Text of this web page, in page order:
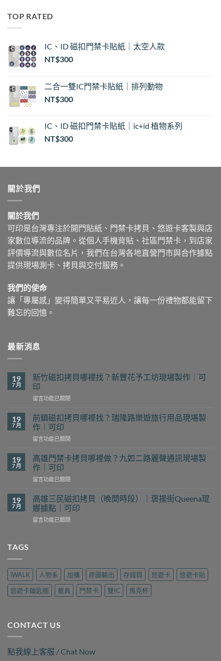
NT$35
TOP RATED
IC、ID 磁扣門禁卡貼紙｜太空人款
NT$300
二合一雙IC門禁卡貼紙｜排列動物
NT$300
IC、ID 磁扣門禁卡貼紙｜ic+id 植物系列
NT$300
關於我們
關於我們
可印是台灣專注於開門貼紙、門禁卡拷貝、悠遊卡客製與店
家數位導流的品牌。從個人手機背貼、社區門禁卡，到店家
評價導流與數位名片，我們在台灣各地直營門市與合作據點
提供現場測卡、拷貝與交付服務。
我們的使命
讓「專屬感」變得簡單又平易近人，讓每一份禮物都能留下
難忘的回憶。
最新消息
19
7 月
新竹磁扣拷貝哪裡找？新豐花予工坊現場製作｜可
印
在
竹
磁
扣
拷
哪
裡
找？
新
花
予
坊
印〉
中
留言功能已關閉
19
7 月
前鎮磁扣拷貝哪裡找？瑞隆路樂遊旅行用品現場製
作｜可印
在
鎮
磁
扣
拷
哪
裡
找？
瑞
用
品
現
作
印〉
中
留言功能已關閉
19
7 月
高雄門禁卡拷貝哪裡做？九如二路麗聲通訊現場製
作｜可印
在
雄
門
禁
卡
九
如
二
路
通
訊
場
製
留言功能已關閉
19
7 月
高雄三民磁扣拷貝（晚間時段）｜褒揚街Queena琨
娜據點｜可印
在
扣
貝
（晚
｜
街
留言功能已關閉
TAGS
iWALK 人物系 加購 原圖輸出 存錢筒 悠遊卡
悠遊卡貼
悠遊卡鑰匙圈
載具 門禁卡 雙IC 馬克杯
CONTACT US
點我線上客服 / Chat Now